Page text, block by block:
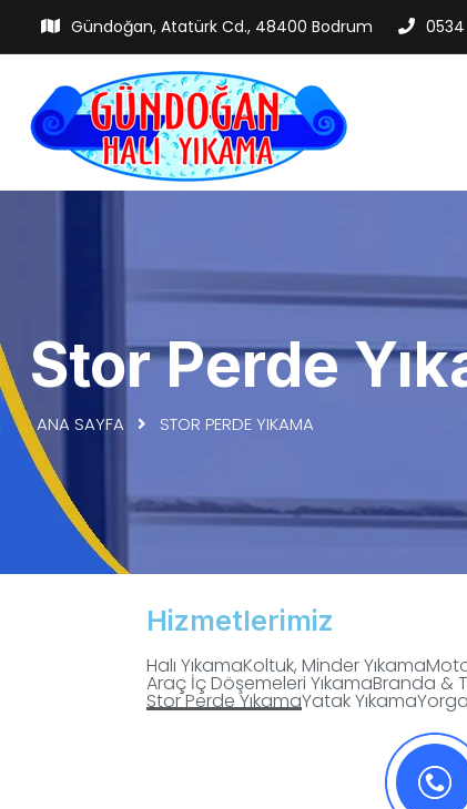
Gündoğan, Atatürk Cd., 48400 Bodrum
Stor Perde
ANA SAYFA STOR PERDE YIKAMA
Hizmetlerimiz
Halı YıkamaKoltuk, Minder Yıkama
Araç İç Döşemeleri YıkamaBranda &
Stor Perde YıkamaYatak Yıkama